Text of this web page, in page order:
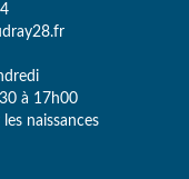
à 17h00
naissances